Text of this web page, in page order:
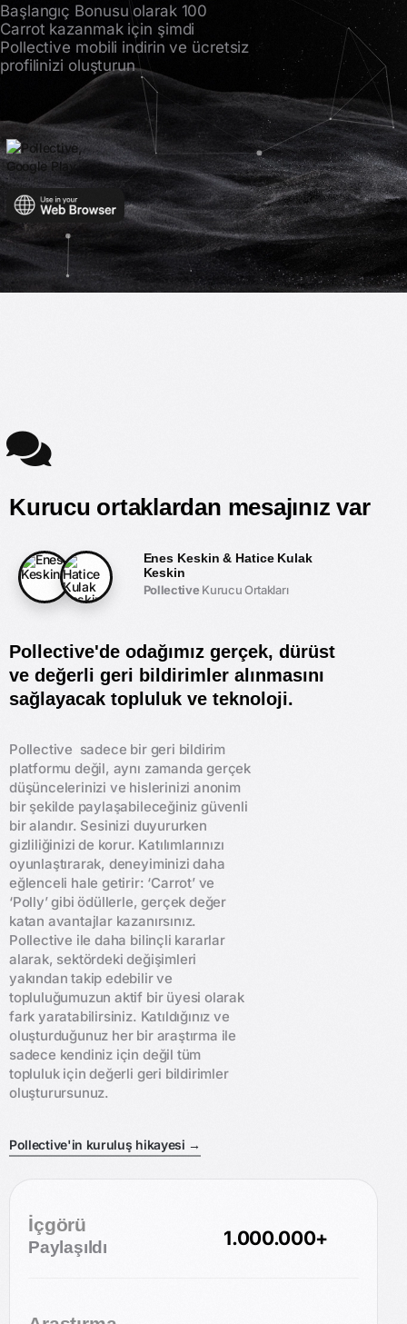
Başlangıç Bonusu olarak 100
Carrot kazanmak için şimdi
Pollective mobili indirin ve ücretsiz
profilinizi oluşturun
Kurucu ortaklardan mesajınız var
Enes Keskin & Hatice Kulak
Keskin
PollectiveKurucu Ortakları
Pollective'de odağımız gerçek, dürüst
ve değerli geri bildirimler alınmasını
sağlayacak topluluk ve teknoloji.
Pollective sadece bir geri bildirim
platformu değil, aynı zamanda gerçek
düşüncelerinizi ve hislerinizi anonim
bir şekilde paylaşabileceğiniz güvenli
bir alandır. Sesinizi duyururken
gizliliğinizi de korur. Katılımlarınızı
oyunlaştırarak, deneyiminizi daha
eğlenceli hale getirir: ‘Carrot’ ve
‘Polly’ gibi ödüllerle, gerçek değer
katan avantajlar kazanırsınız.
Pollective ile daha bilinçli kararlar
alarak, sektördeki değişimleri
yakından takip edebilir ve
topluluğumuzun aktif bir üyesi olarak
fark yaratabilirsiniz. Katıldığınız ve
oluşturduğunuz her bir araştırma ile
sadece kendiniz için değil tüm
topluluk için değerli geri bildirimler
oluşturursunuz.
Pollective'in kuruluş hikayesi →
İçgörü
Paylaşıldı 1.000.000+